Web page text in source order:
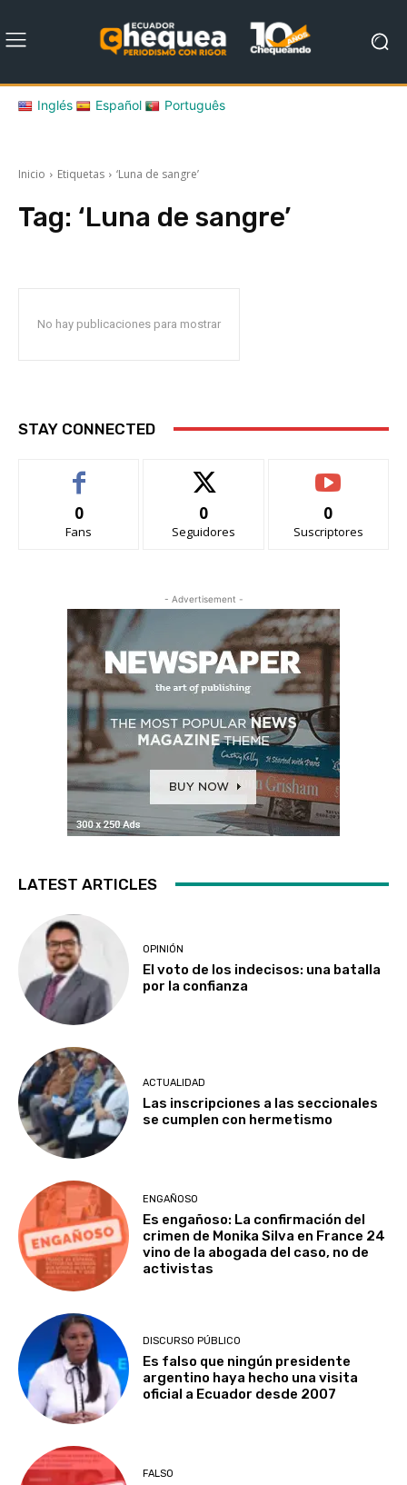
Inglés Español Português
Inicio Etiquetas ‘Luna de sangre’
Tag: ‘Luna de sangre’
No hay publicaciones para mostrar
STAY CONNECTED
0
Fans
0
Seguidores
0
Suscriptores
- Advertisement -
LATEST ARTICLES
OPINIÓN
El voto de los indecisos: una batalla
por la confianza
ACTUALIDAD
Las inscripciones a las seccionales
se cumplen con hermetismo
ENGAÑOSO
Es engañoso: La confirmación del
crimen de Monika Silva en France 24
vino de la abogada del caso, no de
activistas
DISCURSO PÚBLICO
Es falso que ningún presidente
argentino haya hecho una visita
oficial a Ecuador desde 2007
FALSO